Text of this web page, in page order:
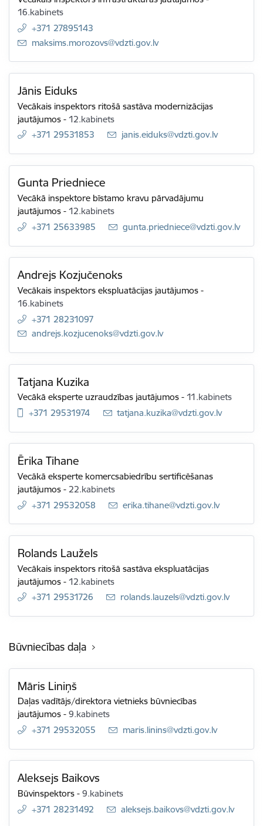
16.kabinets
+371 27895143
E-pasts:
maksims.morozovs@vdzti.gov.lv
Jānis Eiduks
Vecākais inspektors ritošā sastāva modernizācijas
jautājumos -12.kabinets
+371 29531853
E-pasts:
janis.eiduks@vdzti.gov.lv
Gunta Priedniece
Vecākā inspektore bīstamo kravu pārvadājumu
jautājumos -12.kabinets
+371 25633985
E-pasts:
gunta.priedniece@vdzti.gov.lv
Andrejs Kozjučenoks
Vecākais inspektors ekspluatācijas jautājumos -
16.kabinets
+371 28231097
E-pasts:
andrejs.kozjucenoks@vdzti.gov.lv
Tatjana Kuzika
Vecākā eksperte uzraudzības jautājumos -11.kabinets
+371 29531974
E-pasts:
tatjana.kuzika@vdzti.gov.lv
Ērika Tihane
Vecākā eksperte komercsabiedrību sertificēšanas
jautājumos -22.kabinets
+371 29532058
E-pasts:
erika.tihane@vdzti.gov.lv
Rolands Laužels
Vecākais inspektors ritošā sastāva ekspluatācijas
jautājumos -12.kabinets
+371 29531726
E-pasts:
rolands.lauzels@vdzti.gov.lv
Būvniecības daļa
Māris Liniņš
Daļas vadītājs/direktora vietnieks būvniecības
jautājumos -9.kabinets
+371 29532055
E-pasts:
maris.linins@vdzti.gov.lv
Aleksejs Baikovs
Būvinspektors -9.kabinets
+371 28231492
E-pasts:
aleksejs.baikovs@vdzti.gov.lv